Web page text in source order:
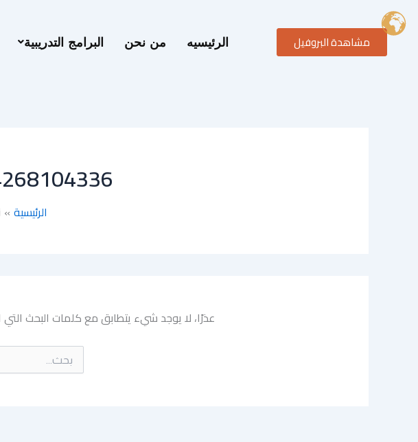
تخطي
إلى
مشاهدة البروفيل الرئيسيه من نحن البرامج التدريبية
الرئيسية
عذرًا، لا يوجد شيء يتطابق مع كلمات البحث
البحث
عن: